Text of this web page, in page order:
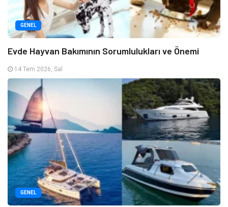
GENEL
Evde Hayvan Bakımının Sorumlulukları ve Önemi
14 Tem 2026, Sal
GENEL